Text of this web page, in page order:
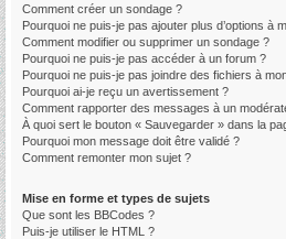
Comment créer un sondage ?
Pourquoi ne puis-je pas ajouter plus d’options à
Comment modifier ou supprimer un sondage ?
Pourquoi ne puis-je pas accéder à un forum ?
Pourquoi ne puis-je pas joindre des fichiers à
Pourquoi ai-je reçu un avertissement ?
Comment rapporter des messages à un
À quoi sert le bouton « Sauvegarder » dans la
Pourquoi mon message doit être validé ?
Comment remonter mon sujet ?
Mise en forme et types de sujets
Que sont les BBCodes ?
Puis-je utiliser le HTML ?